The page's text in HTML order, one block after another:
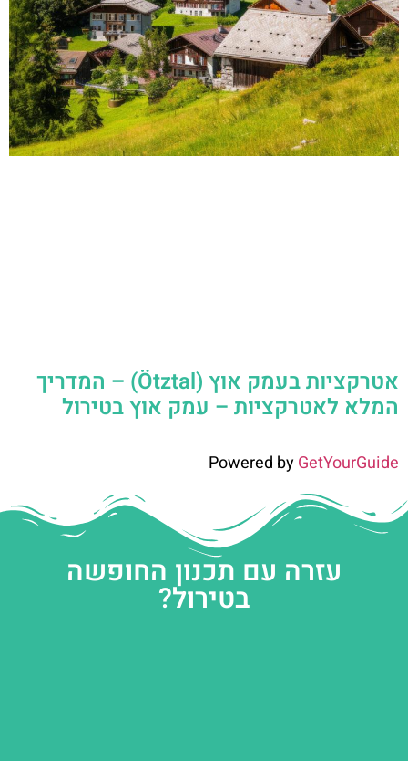
אטרקציות בעמק אוץ (Ötztal) – המדריך
המלא לאטרקציות – עמק אוץ בטירול
Powered byGetYourGuide
עזרה עם תכנון החופשה
בטירול?